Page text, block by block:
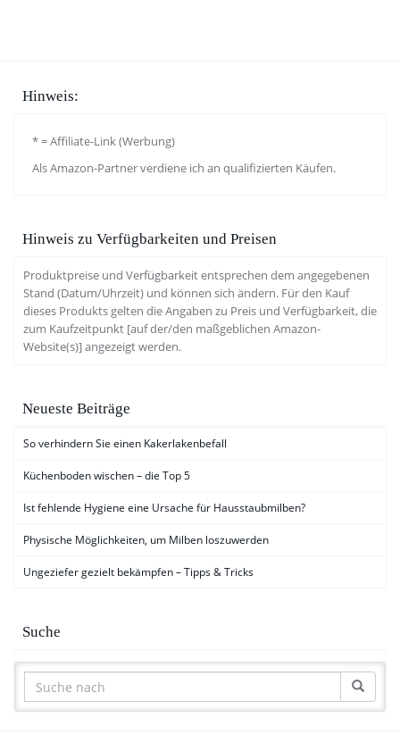
Hinweis:
* = Affiliate-Link (Werbung)
Als Amazon-Partner verdiene ich an qualifizierten Käufen.
Hinweis zu Verfügbarkeiten und Preisen
Produktpreise und Verfügbarkeit entsprechen dem angegebenen
Stand (Datum/Uhrzeit) und können sich ändern. Für den Kauf
dieses Produkts gelten die Angaben zu Preis und Verfügbarkeit, die
zum Kaufzeitpunkt [auf der/den maßgeblichen Amazon-
Website(s)] angezeigt werden.
Neueste Beiträge
So verhindern Sie einen Kakerlakenbefall
Küchenboden wischen – die Top 5
Ist fehlende Hygiene eine Ursache für Hausstaubmilben?
Physische Möglichkeiten, um Milben loszuwerden
Ungeziefer gezielt bekämpfen – Tipps & Tricks
Suche